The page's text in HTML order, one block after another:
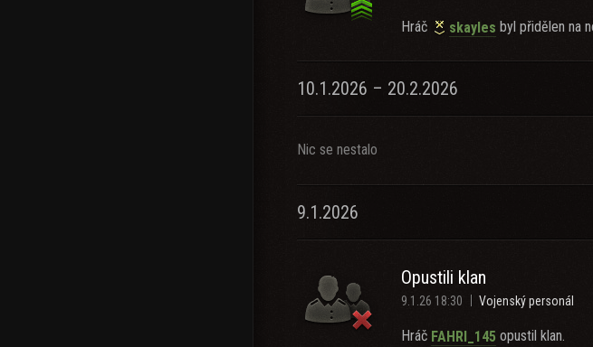
Hráč skayles byl přidělen na
10.1.2026 – 20.2.2026
Nic se nestalo
9.1.2026
Opustili klan
9.1.26 18:30 Vojenský personál
Hráč FAHRI_145 opustil klan.